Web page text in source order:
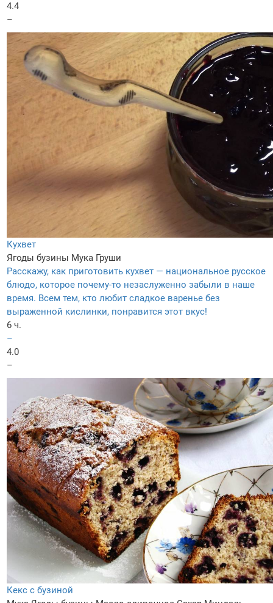
4.4
–
Кухвет
Ягоды бузины Мука Груши
Расскажу, как приготовить кухвет — национальное русское
блюдо, которое почему-то незаслуженно забыли в наше
время. Всем тем, кто любит сладкое варенье без
выраженной кислинки, понравится этот вкус!
6 ч.
–
4.0
–
Кекс с бузиной